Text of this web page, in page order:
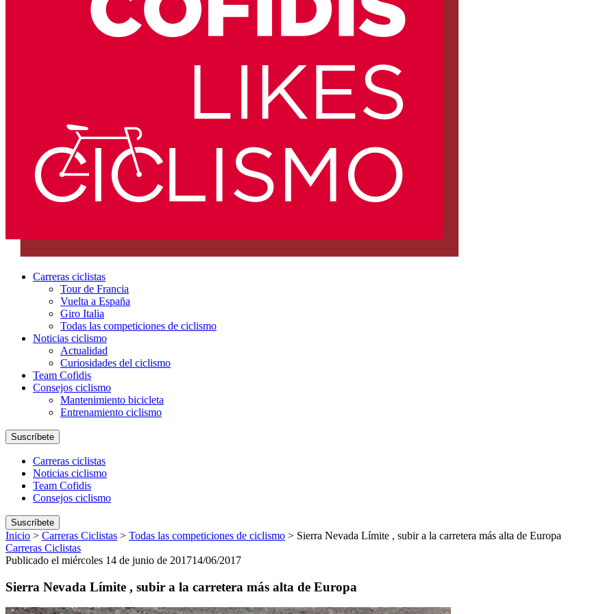
Carreras ciclistas
Tour de Francia
Vuelta a España
Giro Italia
Todas las competiciones de ciclismo
Noticias ciclismo
Actualidad
Curiosidades del ciclismo
Team Cofidis
Consejos ciclismo
Mantenimiento bicicleta
Entrenamiento ciclismo
Suscríbete
Carreras ciclistas
Noticias ciclismo
Team Cofidis
Consejos ciclismo
Suscríbete
Inicio > Carreras Ciclistas > Todas las competiciones de ciclismo > Sierra Nevada Límite , subir a la carretera más alta de Europa
Carreras Ciclistas
Publicado el miércoles 14 de junio de 201714/06/2017
Sierra Nevada Límite , subir a la carretera más alta de Europa